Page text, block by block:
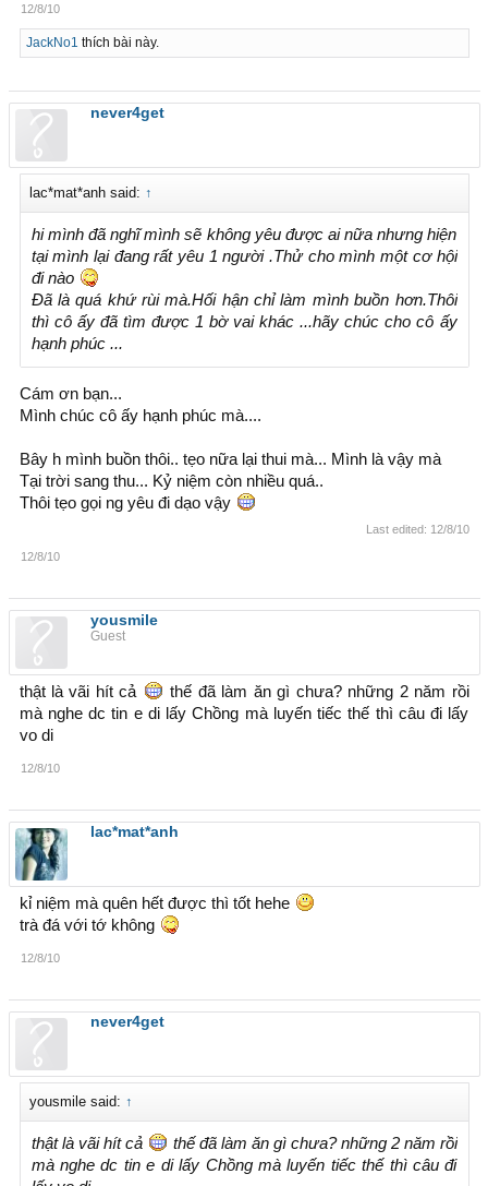
12/8/10
JackNo1 thích bài này.
never4get
lac*mat*anh said: ↑
hi mình đã nghĩ mình sẽ không yêu được ai nữa nhưng hiện
tại mình lại đang rất yêu 1 người .Thử cho mình một cơ hội
đi nào
Đã là quá khứ rùi mà.Hối hận chỉ làm mình buồn hơn.Thôi
thì cô ấy đã tìm được 1 bờ vai khác ...hãy chúc cho cô ấy
hạnh phúc ...
Cám ơn bạn...
Mình chúc cô ấy hạnh phúc mà....
Bây h mình buồn thôi.. tẹo nữa lại thui mà... Mình là vậy mà
Tại trời sang thu... Kỷ niệm còn nhiều quá..
Thôi tẹo gọi ng yêu đi dạo vậy
Last edited: 12/8/10
12/8/10
yousmile
Guest
thật là vãi hít cả
thế đã làm ăn gì chưa? những 2 năm rồi
mà nghe dc tin e di lấy Chồng mà luyến tiếc thế thì câu đi lấy
vo di
12/8/10
lac*mat*anh
kỉ niệm mà quên hết được thì tốt hehe
trà đá với tớ không
12/8/10
never4get
yousmile said: ↑
thật là vãi hít cả
thế đã làm ăn gì chưa? những 2 năm rồi
mà nghe dc tin e di lấy Chồng mà luyến tiếc thế thì câu đi